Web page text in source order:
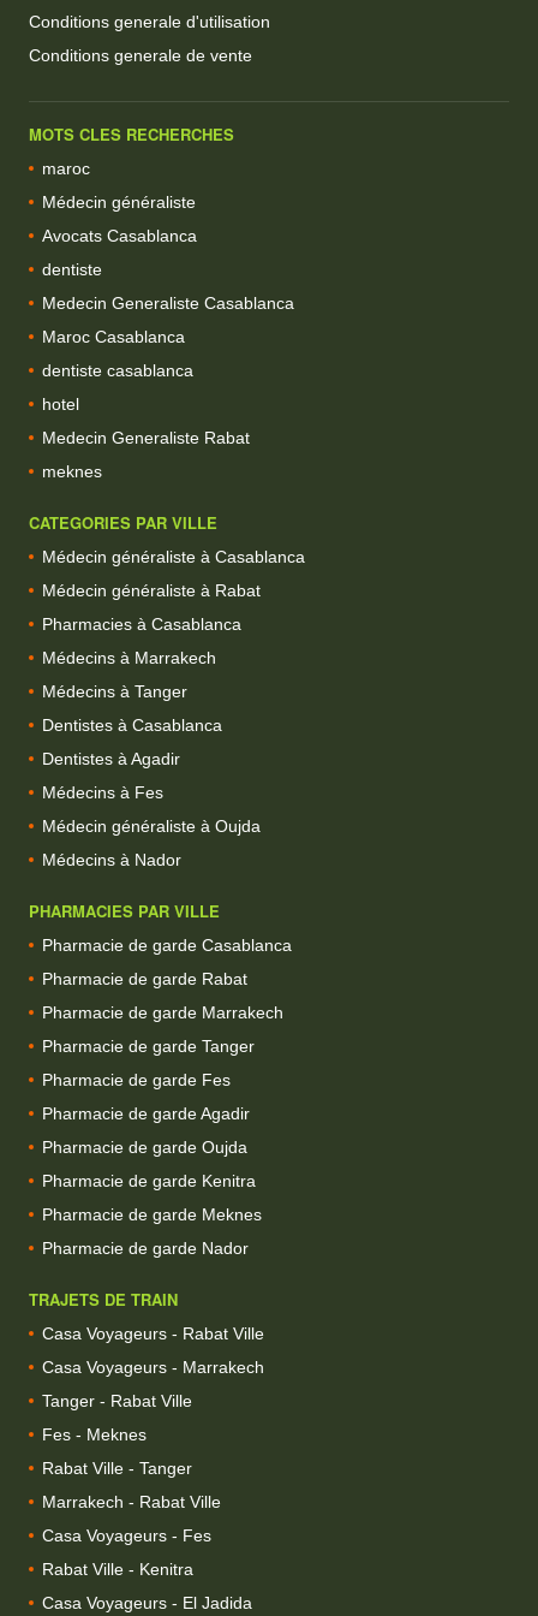
Conditions generale d'utilisation
Conditions generale de vente
MOTS CLES RECHERCHES
maroc
Médecin généraliste
Avocats Casablanca
dentiste
Medecin Generaliste Casablanca
Maroc Casablanca
dentiste casablanca
hotel
Medecin Generaliste Rabat
meknes
CATEGORIES PAR VILLE
Médecin généraliste à Casablanca
Médecin généraliste à Rabat
Pharmacies à Casablanca
Médecins à Marrakech
Médecins à Tanger
Dentistes à Casablanca
Dentistes à Agadir
Médecins à Fes
Médecin généraliste à Oujda
Médecins à Nador
PHARMACIES PAR VILLE
Pharmacie de garde Casablanca
Pharmacie de garde Rabat
Pharmacie de garde Marrakech
Pharmacie de garde Tanger
Pharmacie de garde Fes
Pharmacie de garde Agadir
Pharmacie de garde Oujda
Pharmacie de garde Kenitra
Pharmacie de garde Meknes
Pharmacie de garde Nador
TRAJETS DE TRAIN
Casa Voyageurs - Rabat Ville
Casa Voyageurs - Marrakech
Tanger - Rabat Ville
Fes - Meknes
Rabat Ville - Tanger
Marrakech - Rabat Ville
Casa Voyageurs - Fes
Rabat Ville - Kenitra
Casa Voyageurs - El Jadida